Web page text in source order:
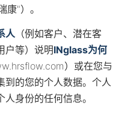
康"）。
人（例如客户、潜在客
户等）说明INglass为何
）或在您与
到的您的个人数据。个人
身份的任何信息。